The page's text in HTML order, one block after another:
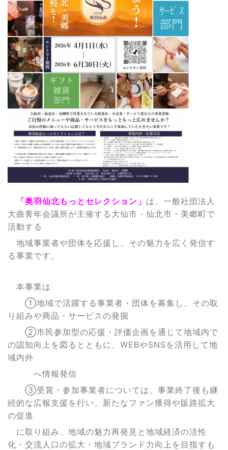
「奥羽仙北もっとセレクション」 は、一般社団法人
大曲青年会議所が主催する大仙市・仙北市・美郷町で
活動する
地域事業者や団体を応援し、その魅力を広く発信す
る事業です。
本事業は
①地域で活躍する事業者・団体を募集し、その取
り組みや商品・サービスの発掘
②市民参加型の応援・評価企画を通じて地域内で
の認知向上を図るとともに、WEBやSNSを活用して地
域内外
へ情報発信
③受賞・参加事業者については、事業終了後も継
続的な広報支援を行い、新たなファン獲得や販路拡大
の促進
に取り組み、地域の魅力再発見と地域経済の活性
化・交流人口の拡大・地域ブランド力向上を目指すも